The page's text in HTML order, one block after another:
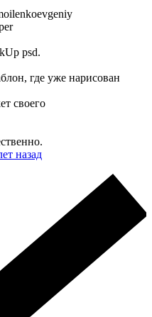
psd.
где уже нарисован
своего
назад